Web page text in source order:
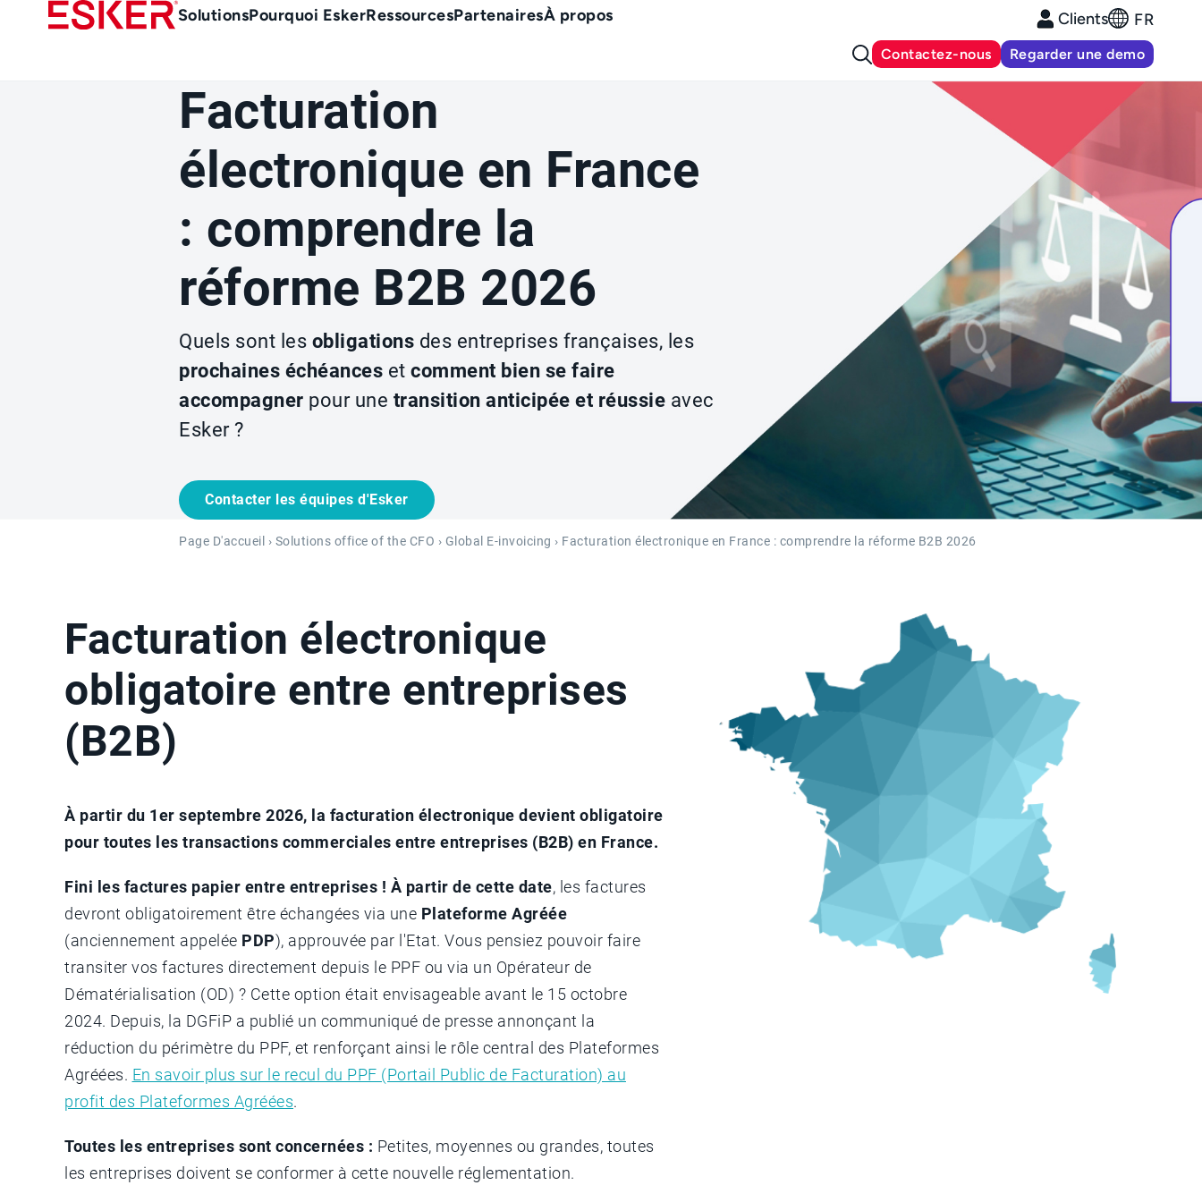
Main
SolutionsPourquoi EskerRessourcesPartenairesÀ propos Clients FR
Contactez-nous Regarder une demo
Facturation
électronique en France
: comprendre la
réforme B2B 2026
Quels sont les obligations des entreprises françaises, les
prochaines échéances et comment bien se faire
accompagner pour une transition anticipée et réussie avec
Esker ?
Contacter les équipes d'Esker
Page D'accueil › Solutions office of the CFO › Global E-invoicing › Facturation électronique en France : comprendre la réforme B2B 2026
Facturation électronique
obligatoire entre entreprises
(B2B)
À partir du 1er septembre 2026, la facturation électronique devient obligatoire
pour toutes les transactions commerciales entre entreprises (B2B) en France.
Fini les factures papier entre entreprises ! À partir de cette date, les factures
devront obligatoirement être échangées via une Plateforme Agréée
(anciennement appelée PDP), approuvée par l'Etat. Vous pensiez pouvoir faire
transiter vos factures directement depuis le PPF ou via un Opérateur de
Dématérialisation (OD) ? Cette option était envisageable avant le 15 octobre
2024. Depuis, la DGFiP a publié un communiqué de presse annonçant la
réduction du périmètre du PPF, et renforçant ainsi le rôle central des Plateformes
Agréées. En savoir plus sur le recul du PPF (Portail Public de Facturation) au
profit des Plateformes Agréées.
Toutes les entreprises sont concernées : Petites, moyennes ou grandes, toutes
les entreprises doivent se conformer à cette nouvelle réglementation.